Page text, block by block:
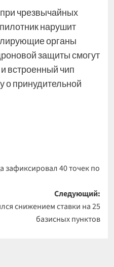
чрезвычайных
нарушит
органы
защиты смогут
встроенный чип
о принудительной
40 точек по
Следующий:
снижением ставки на 25
базисных пунктов